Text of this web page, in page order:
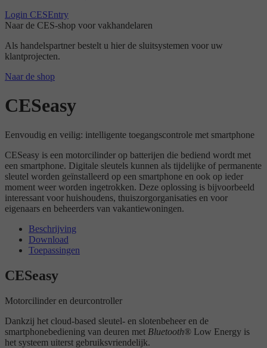
Login CESEntry
Naar de CES-shop voor vakhandelaren
Als handelspartner bestelt u hier de sluitsystemen voor uw
klantprojecten.
Naar de shop
CESeasy
Eenvoudig en veilig: intelligente toegangscontrole met smartphone
CESeasy is een motorcilinder op batterijen die bediend wordt met
een smartphone. Digitale sleutels kunnen als tijdelijke of permanente
sleutel worden geïnstalleerd op een smartphone en ook op ieder
moment weer worden ingetrokken. Deze oplossing is bijvoorbeeld
interessant voor huishoudens, thuiszorgorganisaties en voor
eigenaars en beheerders van vakantiewoningen.
Beschrijving
Download
Toepassingen
CESeasy
Motorcilinder en deurcontroller
Dankzij het cloud-based sleutel- en slotenbeheer en de
smartphonebediening van deuren met Bluetooth® Low Energy is
het systeem uiterst gebruiksvriendelijk.